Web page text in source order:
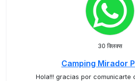
30 क्लिक्स
Camping Mirador
Hola!!! gracias por comunicarte